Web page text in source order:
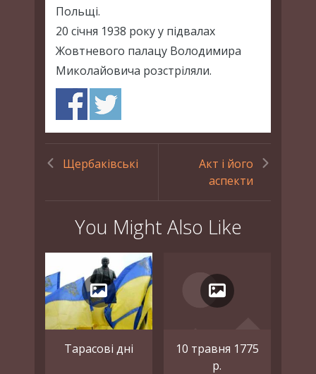
Польщі.
20 січня 1938 року у підвалах
Жовтневого палацу Володимира
Миколайовича розстріляли.
Щербаківські
Акт і його
аспекти
You Might Also Like
Тарасові дні
10 травня 1775
р.